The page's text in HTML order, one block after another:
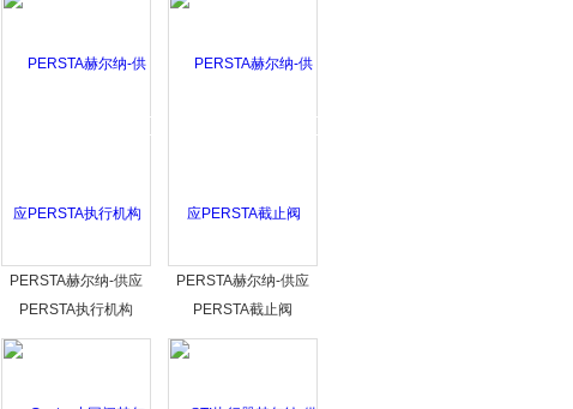
PERSTA赫尔纳-供应
PERSTA执行机构
PERSTA赫尔纳-供应
PERSTA截止阀